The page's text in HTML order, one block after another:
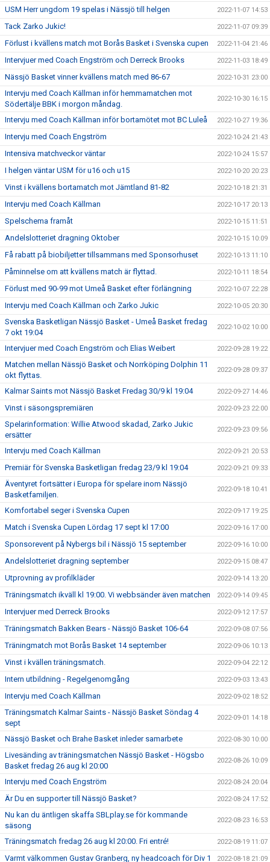
USM Herr ungdom 19 spelas i Nässjö till helgen 2022-11-07 14:53
Tack Zarko Jukic! 2022-11-07 09:39
Förlust i kvällens match mot Borås Basket i Svenska cupen 2022-11-04 21:46
Intervjuer med Coach Engström och Derreck Brooks 2022-11-03 18:49
Nässjö Basket vinner kvällens match med 86-67 2022-10-31 23:00
Intervju med Coach Källman inför hemmamatchen mot
Södertälje BBK i morgon måndag.
2022-10-30 16:15
Intervju med Coach Källman inför bortamötet mot BC Luleå 2022-10-27 19:36
Intervju med Coach Engström 2022-10-24 21:43
Intensiva matchveckor väntar 2022-10-24 15:57
I helgen väntar USM för u16 och u15 2022-10-20 20:23
Vinst i kvällens bortamatch mot Jämtland 81-82 2022-10-18 21:31
Intervju med Coach Källman 2022-10-17 20:13
Spelschema framåt 2022-10-15 11:51
Andelslotteriet dragning Oktober 2022-10-15 10:09
Få rabatt på biobiljetter tillsammans med Sponsorhuset 2022-10-13 11:10
Påminnelse om att kvällens match är flyttad. 2022-10-11 18:54
Förlust med 90-99 mot Umeå Basket efter förlängning 2022-10-07 22:28
Intervju med Coach Källman och Zarko Jukic 2022-10-05 20:30
Svenska Basketligan Nässjö Basket - Umeå Basket fredag
7 okt 19:04
2022-10-02 10:00
Intervjuer med Coach Engström och Elias Weibert 2022-09-28 19:22
Matchen mellan Nässjö Basket och Norrköping Dolphin 11
okt flyttas.
2022-09-28 09:37
Kalmar Saints mot Nässjö Basket Fredag 30/9 kl 19:04 2022-09-27 14:46
Vinst i säsongspremiären 2022-09-23 22:00
Spelarinformation: Willie Atwood skadad, Zarko Jukic
ersätter
2022-09-23 09:56
Intervju med Coach Källman 2022-09-21 20:53
Premiär för Svenska Basketligan fredag 23/9 kl 19:04 2022-09-21 09:33
Äventyret fortsätter i Europa för spelare inom Nässjö
Basketfamiljen.
2022-09-18 10:41
Komfortabel seger i Svenska Cupen 2022-09-17 19:25
Match i Svenska Cupen Lördag 17 sept kl 17:00 2022-09-16 17:00
Sponsorevent på Nybergs bil i Nässjö 15 september 2022-09-16 10:00
Andelslotteriet dragning september 2022-09-15 08:47
Utprovning av profilkläder 2022-09-14 13:20
Träningsmatch ikväll kl 19:00. Vi webbsänder även matchen 2022-09-14 09:45
Intervjuer med Derreck Brooks 2022-09-12 17:57
Träningsmatch Bakken Bears - Nässjö Basket 106-64 2022-09-08 07:56
Träningmatch mot Borås Basket 14 september 2022-09-06 10:13
Vinst i kvällen träningsmatch. 2022-09-04 22:12
Intern utbildning - Regelgenomgång 2022-09-03 13:43
Intervju med Coach Källman 2022-09-02 18:52
Träningsmatch Kalmar Saints - Nässjö Basket Söndag 4
sept
2022-09-01 14:18
Nässjö Basket och Brahe Basket inleder samarbete 2022-08-30 10:00
Livesänding av träningsmatchen Nässjö Basket - Högsbo
Basket fredag 26 aug kl 20:00
2022-08-26 10:09
Intervju med Coach Engström 2022-08-24 20:04
Är Du en supporter till Nässjö Basket? 2022-08-24 17:52
Nu kan du äntligen skaffa SBLplay.se för kommande
säsong
2022-08-23 16:53
Träningsmatch fredag 26 aug kl 20:00. Fri entré! 2022-08-19 11:07
Varmt välkommen Gustav Granberg, ny headcoach för Div 1 2022-08-18 21:09